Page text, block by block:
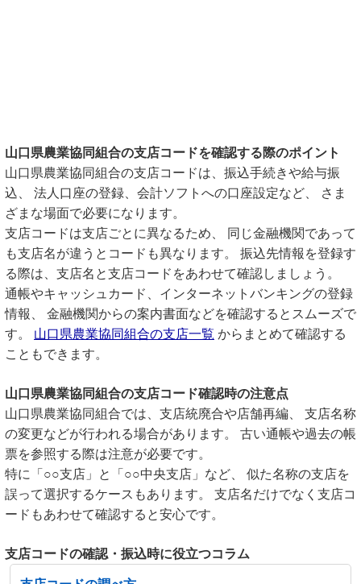
山口県農業協同組合の支店コードを確認する際のポイント
山口県農業協同組合の支店コードは、振込手続きや給与振
込、 法人口座の登録、会計ソフトへの口座設定など、 さま
ざまな場面で必要になります。
支店コードは支店ごとに異なるため、 同じ金融機関であって
も支店名が違うとコードも異なります。 振込先情報を登録す
る際は、支店名と支店コードをあわせて確認しましょう。
通帳やキャッシュカード、インターネットバンキングの登録
情報、 金融機関からの案内書面などを確認するとスムーズで
す。 山口県農業協同組合の支店一覧 からまとめて確認する
こともできます。
山口県農業協同組合の支店コード確認時の注意点
山口県農業協同組合では、支店統廃合や店舗再編、 支店名称
の変更などが行われる場合があります。 古い通帳や過去の帳
票を参照する際は注意が必要です。
特に「○○支店」と「○○中央支店」など、 似た名称の支店を
誤って選択するケースもあります。 支店名だけでなく支店コ
ードもあわせて確認すると安心です。
支店コードの確認・振込時に役立つコラム